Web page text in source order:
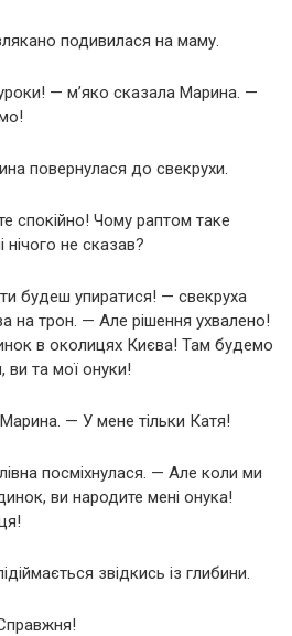
подивилася на маму.
— м’яко сказала Марина. —
повернулася до свекрухи.
спокійно! Чому раптом таке
нічого не сказав?
будеш упиратися! — свекруха
на трон. — Але рішення ухвалено!
в околицях Києва! Там будемо
ви та мої онуки!
— У мене тільки Катя!
посміхнулася. — Але коли ми
ви народите мені онука!
звідкись із глибини.